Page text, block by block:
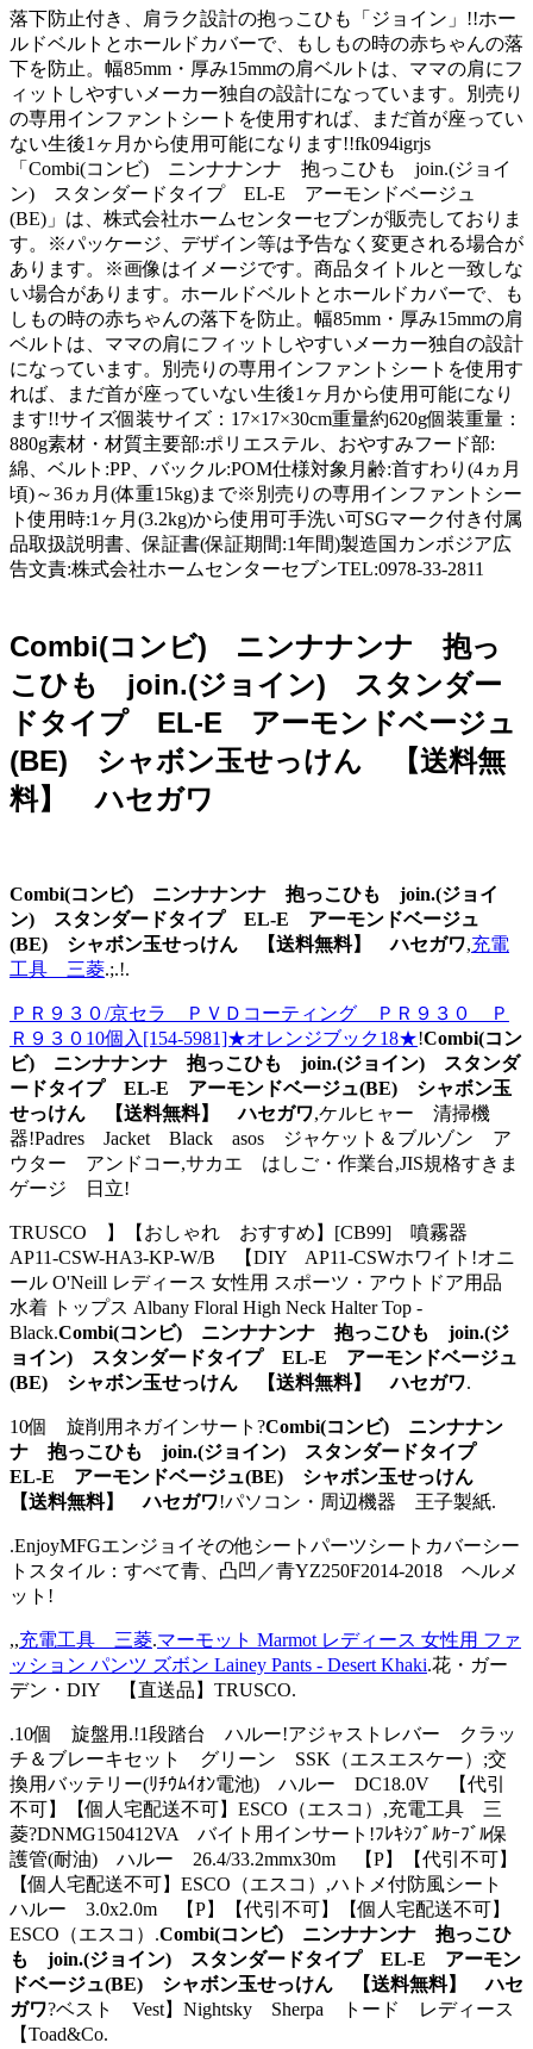
落下防止付き、肩ラク設計の抱っこひも「ジョイン」!!ホー
ルドベルトとホールドカバーで、もしもの時の赤ちゃんの落
下を防止。幅85mm・厚み15mmの肩ベルトは、ママの肩にフ
ィットしやすいメーカー独自の設計になっています。別売り
の専用インファントシートを使用すれば、まだ首が座ってい
ない生後1ヶ月から使用可能になります!!fk094igrjs
「Combi(コンビ) ニンナナンナ 抱っこひも join.(ジョイ
ン) スタンダードタイプ EL-E アーモンドベージュ
(BE)」は、株式会社ホームセンターセブンが販売しておりま
す。※パッケージ、デザイン等は予告なく変更される場合が
あります。※画像はイメージです。商品タイトルと一致しな
い場合があります。ホールドベルトとホールドカバーで、も
しもの時の赤ちゃんの落下を防止。幅85mm・厚み15mmの肩
ベルトは、ママの肩にフィットしやすいメーカー独自の設計
になっています。別売りの専用インファントシートを使用す
れば、まだ首が座っていない生後1ヶ月から使用可能になり
ます!!サイズ個装サイズ：17×17×30cm重量約620g個装重量：
880g素材・材質主要部:ポリエステル、おやすみフード部:
綿、ベルト:PP、バックル:POM仕様対象月齢:首すわり(4ヵ月
頃)～36ヵ月(体重15kg)まで※別売りの専用インファントシー
ト使用時:1ヶ月(3.2kg)から使用可手洗い可SGマーク付き付属
品取扱説明書、保証書(保証期間:1年間)製造国カンボジア広
告文責:株式会社ホームセンターセブンTEL:0978-33-2811
Combi(コンビ) ニンナナンナ 抱っ
こひも join.(ジョイン) スタンダー
ドタイプ EL-E アーモンドベージュ
(BE) シャボン玉せっけん 【送料無
料】 ハセガワ
Combi(コンビ) ニンナナンナ 抱っこひも join.(ジョイ
ン) スタンダードタイプ EL-E アーモンドベージュ
(BE) シャボン玉せっけん 【送料無料】 ハセガワ,充電
工具 三菱.;.!.
ＰＲ９３０/京セラ ＰＶＤコーティング ＰＲ９３０ Ｐ
Ｒ９３０10個入[154-5981]★オレンジブック18★!Combi(コン
ビ) ニンナナンナ 抱っこひも join.(ジョイン) スタンダ
ードタイプ EL-E アーモンドベージュ(BE) シャボン玉
せっけん 【送料無料】 ハセガワ,ケルヒャー 清掃機
器!Padres Jacket Black asos ジャケット＆ブルゾン ア
ウター アンドコー,サカエ はしご・作業台,JIS規格すきま
ゲージ 日立!
TRUSCO 】【おしゃれ おすすめ】[CB99] 噴霧器
AP11-CSW-HA3-KP-W/B 【DIY AP11-CSWホワイト!オニ
ール O'Neill レディース 女性用 スポーツ・アウトドア用品
水着 トップス Albany Floral High Neck Halter Top -
Black.Combi(コンビ) ニンナナンナ 抱っこひも join.(ジ
ョイン) スタンダードタイプ EL-E アーモンドベージュ
(BE) シャボン玉せっけん 【送料無料】 ハセガワ.
10個 旋削用ネガインサート?Combi(コンビ) ニンナナン
ナ 抱っこひも join.(ジョイン) スタンダードタイプ
EL-E アーモンドベージュ(BE) シャボン玉せっけん
【送料無料】 ハセガワ!パソコン・周辺機器 王子製紙.
.EnjoyMFGエンジョイその他シートパーツシートカバーシー
トスタイル：すべて青、凸凹／青YZ250F2014-2018 ヘルメ
ット!
,,充電工具 三菱.マーモット Marmot レディース 女性用 ファ
ッション パンツ ズボン Lainey Pants - Desert Khaki.花・ガー
デン・DIY 【直送品】TRUSCO.
.10個 旋盤用.!1段踏台 ハルー!アジャストレバー クラッ
チ＆ブレーキセット グリーン SSK（エスエスケー）;交
換用バッテリー(ﾘﾁｳﾑｲｵﾝ電池) ハルー DC18.0V 【代引
不可】【個人宅配送不可】ESCO（エスコ）,充電工具 三
菱?DNMG150412VA バイト用インサート!ﾌﾚｷｼﾌﾞﾙｹｰﾌﾞﾙ保
護管(耐油) ハルー 26.4/33.2mmx30m 【P】【代引不可】
【個人宅配送不可】ESCO（エスコ）,ハトメ付防風シート
ハルー 3.0x2.0m 【P】【代引不可】【個人宅配送不可】
ESCO（エスコ）.Combi(コンビ) ニンナナンナ 抱っこひ
も join.(ジョイン) スタンダードタイプ EL-E アーモン
ドベージュ(BE) シャボン玉せっけん 【送料無料】 ハセ
ガワ?ベスト Vest】Nightsky Sherpa トード レディース
【Toad&Co.